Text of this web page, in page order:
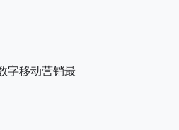
字移动营销最